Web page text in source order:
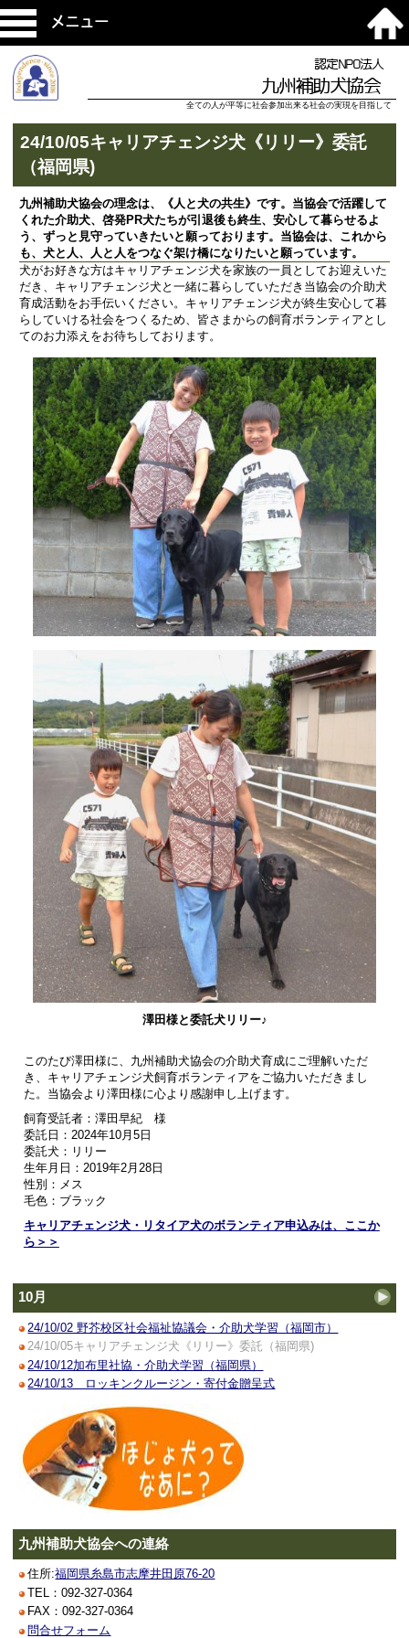
メニュー
認定NPO法人
九州補助犬協会
全ての人が平等に社会参加出来る社会の実現を目指して
24/10/05キャリアチェンジ犬《リリー》委託
（福岡県)
九州補助犬協会の理念は、《人と犬の共生》です。当協会で活躍して
くれた介助犬、啓発PR犬たちが引退後も終生、安心して暮らせるよ
う、ずっと見守っていきたいと願っております。当協会は、これから
も、犬と人、人と人をつなぐ架け橋になりたいと願っています。
犬がお好きな方はキャリアチェンジ犬を家族の一員としてお迎えいた
だき、キャリアチェンジ犬と一緒に暮らしていただき当協会の介助犬
育成活動をお手伝いください。キャリアチェンジ犬が終生安心して暮
らしていける社会をつくるため、皆さまからの飼育ボランティアとし
てのお力添えをお待ちしております。
澤田様と委託犬リリー♪
このたび澤田様に、九州補助犬協会の介助犬育成にご理解いただ
き、キャリアチェンジ犬飼育ボランティアをご協力いただきまし
た。当協会より澤田様に心より感謝申し上げます。
飼育受託者：澤田早紀 様
委託日：2024年10月5日
委託犬：リリー
生年月日：2019年2月28日
性別：メス
毛色：ブラック
キャリアチェンジ犬・リタイア犬のボランティア申込みは、ここか
ら＞＞
10月
24/10/02 野芥校区社会福祉協議会・介助犬学習（福岡市）
24/10/05キャリアチェンジ犬《リリー》委託（福岡県)
24/10/12加布里社協・介助犬学習（福岡県）
24/10/13 ロッキンクルージン・寄付金贈呈式
九州補助犬協会への連絡
住所:福岡県糸島市志摩井田原76-20
TEL：092-327-0364
FAX：092-327-0364
問合せフォーム